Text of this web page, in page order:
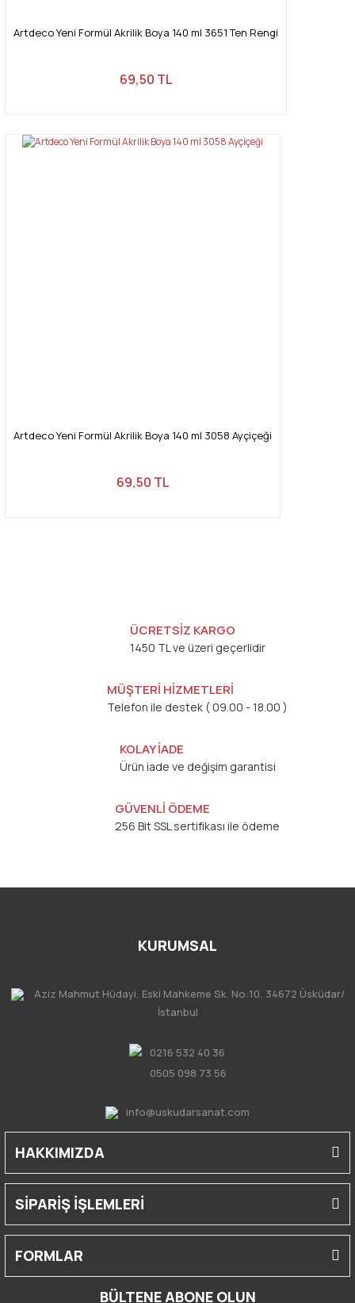
Artdeco Yeni Formül Akrilik Boya 140 ml 3651 Ten Rengi
69,50 TL
Artdeco Yeni Formül Akrilik Boya 140 ml 3058 Ayçiçeği
69,50 TL
ÜCRETSİZ KARGO
1450 TL ve üzeri geçerlidir
MÜŞTERİ HİZMETLERİ
Telefon ile destek ( 09.00 - 18.00 )
KOLAY İADE
Ürün iade ve değişim garantisi
GÜVENLİ ÖDEME
256 Bit SSL sertifikası ile ödeme
KURUMSAL
Aziz Mahmut Hüdayi, Eski Mahkeme Sk. No:10, 34672 Üsküdar/
İstanbul
0216 532 40 36
0505 098 73 56
info@uskudarsanat.com
HAKKIMIZDA
SİPARİŞ İŞLEMLERİ
FORMLAR
BÜLTENE ABONE OLUN